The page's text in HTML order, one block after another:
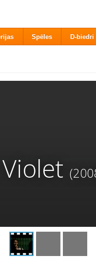
Spēles D-biedri